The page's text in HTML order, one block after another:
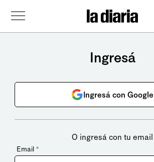
Ingresá
Ingresá con Google
O ingresá con tu email
Email *